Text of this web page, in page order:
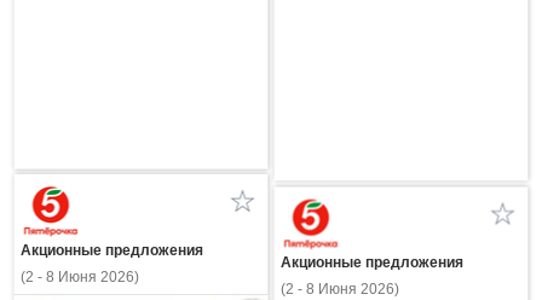
Акционные предложения
(2 - 8 Июня 2026)
Акционные предложения
(2 - 8 Июня 2026)